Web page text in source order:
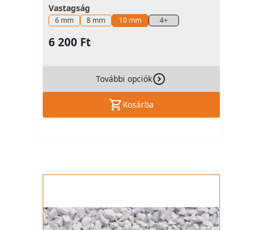
Vastagság
6 mm 8 mm 10 mm 4+
6 200 Ft
További opciók
Kosárba